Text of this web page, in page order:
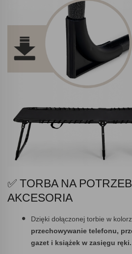
✅ TORBA NA
AKCESORIA
Dzięki dołączonej torbie w
przechowywanie telefonu,
gazet i książek w zasięgu ręki.